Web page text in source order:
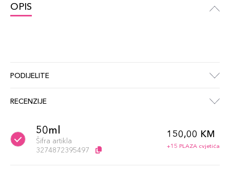
OPIS
PODIJELITE
RECENZIJE
50ml
Šifra artikla
3274872395497
150,00 KM
+15 PLAZA cvjetića